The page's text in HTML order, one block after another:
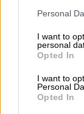
Please note
not limited to
grant or deny
use your data
consent section.
Personal
I want to
personal
Opted In
I want to
Personal
Opted In